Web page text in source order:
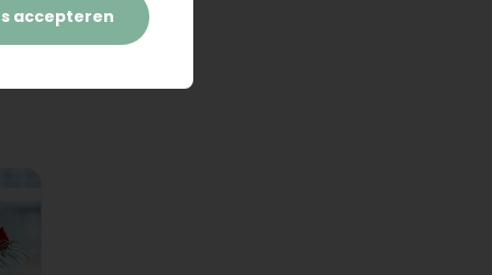
accepteren